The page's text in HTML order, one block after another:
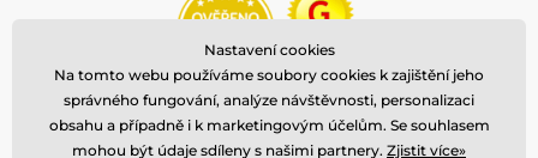
Nastavení cookies
Na tomto webu používáme soubory cookies k zajištění jeho
správného fungování, analýze návštěvnosti, personalizaci
obsahu a případně i k marketingovým účelům. Se souhlasem
mohou být údaje sdíleny s našimi partnery. Zjistit více»